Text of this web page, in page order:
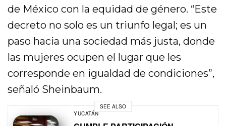
de México con la equidad de género. “Este
decreto no solo es un triunfo legal; es un
paso hacia una sociedad más justa, donde
las mujeres ocupen el lugar que les
corresponde en igualdad de condiciones”,
señaló Sheinbaum.
SEE ALSO
YUCATÁN